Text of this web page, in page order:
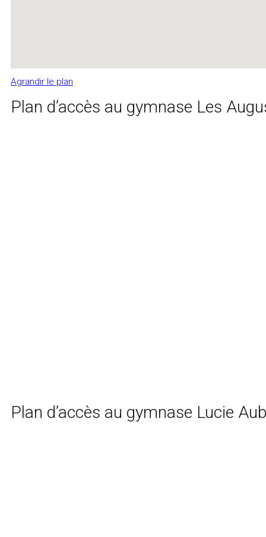
Agrandir le plan
Plan d’accès au gymnase Les
Plan d’accès au gymnase Lucie